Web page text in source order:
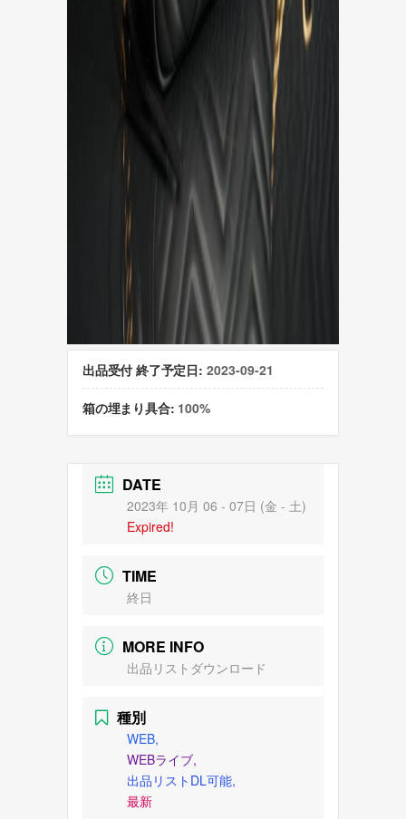
出品受付 終了予定日: 2023-09-21
箱の埋まり具合: 100%
DATE
2023年 10月 06 - 07日 (金 - 土)
Expired!
TIME
終日
MORE INFO
出品リストダウンロード
種別
WEB,
WEBライブ,
出品リストDL可能,
最新